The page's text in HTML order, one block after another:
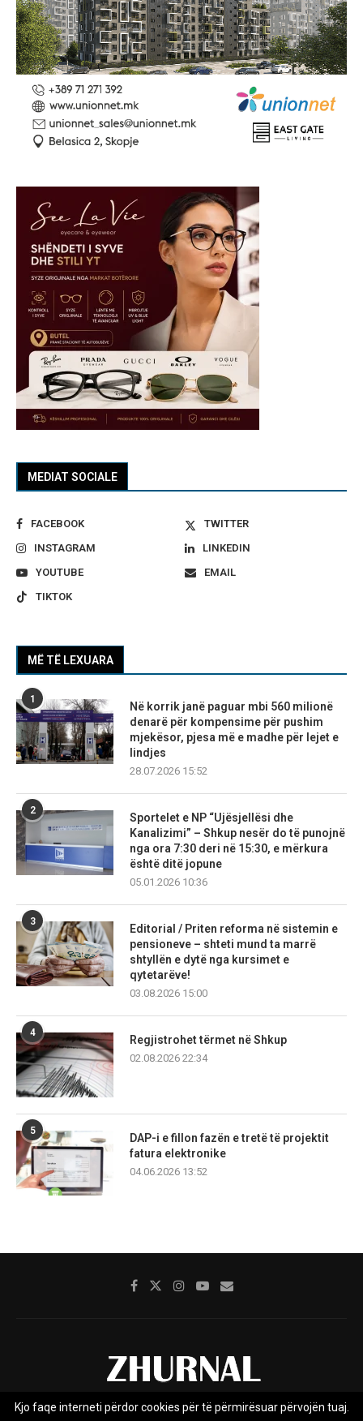
MEDIAT SOCIALE
FACEBOOK
TWITTER
INSTAGRAM
LINKEDIN
YOUTUBE
EMAIL
TIKTOK
MË TË LEXUARA
1
Në korrik janë paguar mbi 560 milionë
denarë për kompensime për pushim
mjekësor, pjesa më e madhe për lejet e
lindjes
28.07.2026 15:52
2
Sportelet e NP “Ujësjellësi dhe
Kanalizimi” – Shkup nesër do të punojnë
nga ora 7:30 deri në 15:30, e mërkura
është ditë jopune
05.01.2026 10:36
3
Editorial / Priten reforma në sistemin e
pensioneve – shteti mund ta marrë
shtyllën e dytë nga kursimet e
qytetarëve!
03.08.2026 15:00
4
Regjistrohet tërmet në Shkup
02.08.2026 22:34
5
DAP-i e fillon fazën e tretë të projektit
fatura elektronike
04.06.2026 13:52
Kjo faqe interneti përdor cookies për të përmirësuar përvojën tuaj.